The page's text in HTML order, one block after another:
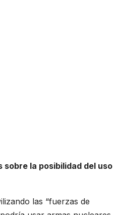
sobre la posibilidad del uso
las “fuerzas de